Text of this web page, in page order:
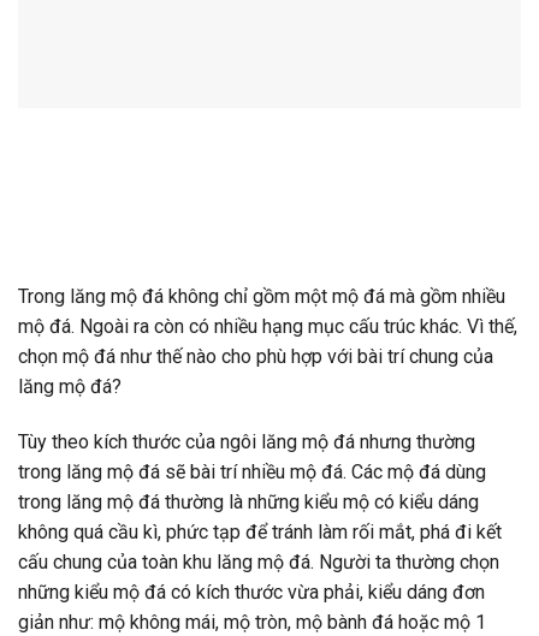
Trong lăng mộ đá không chỉ gồm một mộ đá mà gồm nhiều
mộ đá. Ngoài ra còn có nhiều hạng mục cấu trúc khác. Vì thế,
chọn mộ đá như thế nào cho phù hợp với bài trí chung của
lăng mộ đá?
Tùy theo kích thước của ngôi lăng mộ đá nhưng thường
trong lăng mộ đá sẽ bài trí nhiều mộ đá. Các mộ đá dùng
trong lăng mộ đá thường là những kiểu mộ có kiểu dáng
không quá cầu kì, phức tạp để tránh làm rối mắt, phá đi kết
cấu chung của toàn khu lăng mộ đá. Người ta thường chọn
những kiểu mộ đá có kích thước vừa phải, kiểu dáng đơn
giản như: mộ không mái, mộ tròn, mộ bành đá hoặc mộ 1